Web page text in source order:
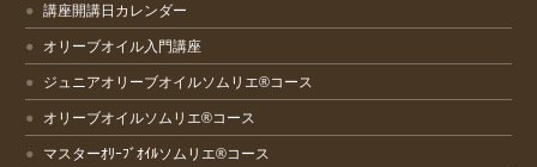
講座開講日カレンダー
オリーブオイル入門講座
ジュニアオリーブオイルソムリエ®コース
オリーブオイルソムリエ®コース
マスターｵﾘｰﾌﾞｵｲﾙソムリエ®コース